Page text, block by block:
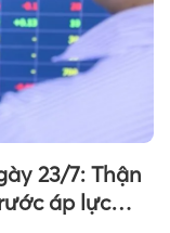
23/7: Thận
áp lực